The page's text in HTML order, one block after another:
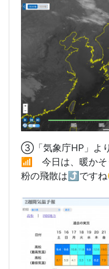
③「気象庁HP」よ
📶 今日は、暖か
粉の飛散は⤴️です